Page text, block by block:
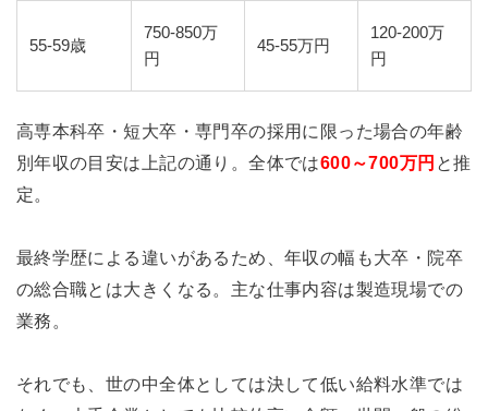
55-59歳
750-850万
円
45-55万円
120-200万
円
高専本科卒・短大卒・専門卒の採用に限った場合の年齢
別年収の目安は上記の通り。全体では600～700万円 と推
定。
最終学歴による違いがあるため、年収の幅も大卒・院卒
の総合職とは大きくなる。主な仕事内容は製造現場での
業務。
それでも、世の中全体としては決して低い給料水準では